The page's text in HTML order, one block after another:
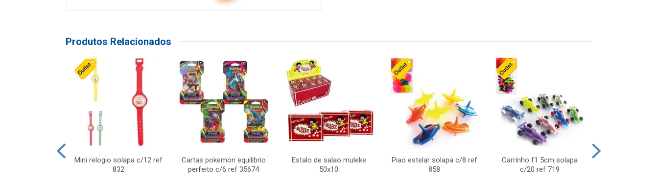
Produtos Relacionados
Mini relogio solapa c/12 ref
832
Cartas pokemon equilibrio
perfeito c/6 ref 35674
Estalo de salao muleke
50x10
Piao estelar solapa c/8 ref
858
Carrinho f1 5cm solapa
c/20 ref 719